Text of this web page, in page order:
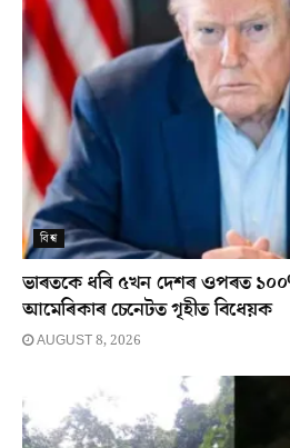
বিশ্ব
ভাৰতকে ধৰি ৫খন দেশৰ ওপৰত
আমেৰিকাৰ চেনেটত গৃহীত বিধেয়ক
AUGUST 8, 2026